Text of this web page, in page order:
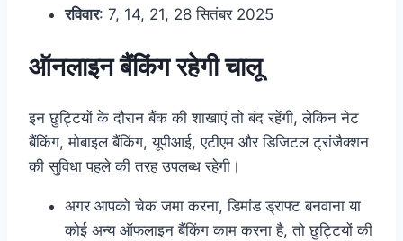
रविवार: 7, 14, 21, 28 सितंबर 2025
ऑनलाइन बैंकिंग रहेगी चालू
इन छुट्टियों के दौरान बैंक की शाखाएं तो बंद रहेंगी, लेकिन नेट
बैंकिंग, मोबाइल बैंकिंग, यूपीआई, एटीएम और डिजिटल ट्रांजैक्शन
की सुविधा पहले की तरह उपलब्ध रहेगी।
अगर आपको चेक जमा करना, डिमांड ड्राफ्ट बनवाना या
कोई अन्य ऑफलाइन बैंकिंग काम करना है, तो छुट्टियों की